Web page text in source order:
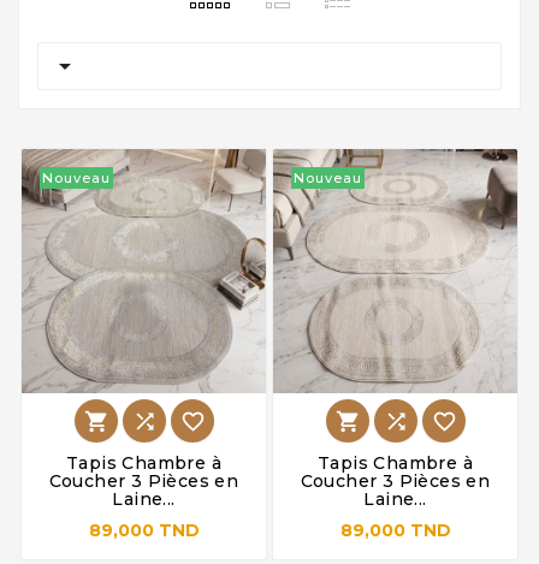

Nouveau
  
Tapis Chambre à
Coucher 3 Pièces en
Laine...
89,000 TND
Nouveau
  
Tapis Chambre à
Coucher 3 Pièces en
Laine...
89,000 TND